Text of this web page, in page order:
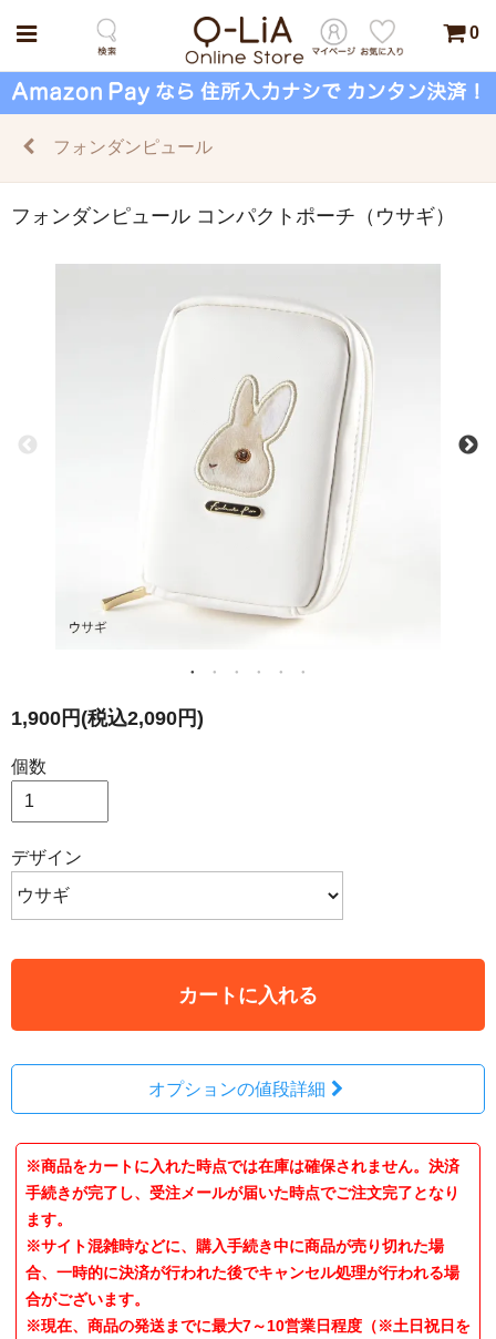
0
フォンダンピュール
フォンダンピュール コンパクトポーチ（ウサギ）
1,900円(税込2,090円)
個数
デザイン
カートに入れる
オプションの値段詳細
※商品をカートに入れた時点では在庫は確保されません。決済
手続きが完了し、受注メールが届いた時点でご注文完了となり
ます。
※サイト混雑時などに、購入手続き中に商品が売り切れた場
合、一時的に決済が行われた後でキャンセル処理が行われる場
合がございます。
※現在、商品の発送までに最大7～10営業日程度（※土日祝日を